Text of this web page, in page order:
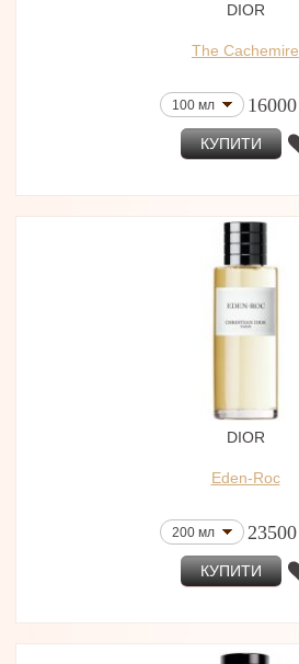
DIOR
The Cachemire
100 мл 16000
КУПИТИ
DIOR
Eden-Roc
200 мл 23500
КУПИТИ